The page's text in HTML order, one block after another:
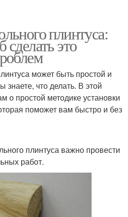
плинтуса:
сделать это
может быть простой и
знаете, что делать. В этой
о простой методике установки
поможет вам быстро и без
плинтуса важно провести
работ.